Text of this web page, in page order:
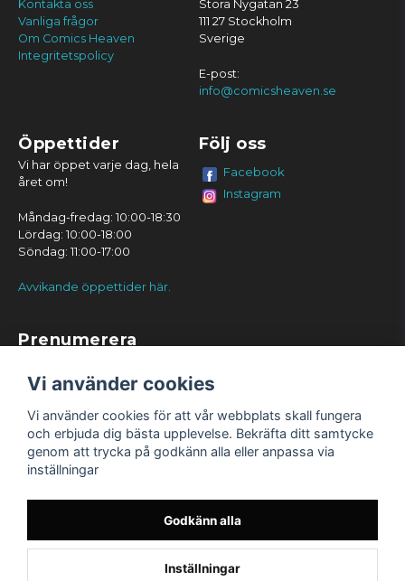
Kontakta oss
Vanliga frågor
Om Comics Heaven
Integritetspolicy
Stora Nygatan 23
111 27 Stockholm
Sverige
E-post:
info@comicsheaven.se
Öppettider
Vi har öppet varje dag, hela
året om!
Måndag-fredag: 10:00-18:30
Lördag: 10:00-18:00
Söndag: 11:00-17:00
Avvikande öppettider här.
Följ oss
Facebook
Instagram
Prenumerera
Vi använder cookies
Vi använder cookies för att vår webbplats skall fungera
och erbjuda dig bästa upplevelse. Bekräfta ditt samtycke
genom att trycka på godkänn alla eller anpassa via
inställningar
Godkänn alla
Inställningar